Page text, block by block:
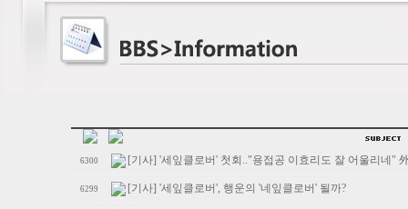
6300 [기사] '세잎클로버' 첫회.."용접공 이효리도 잘 어울리네"
6299 [기사] '세잎클로버', 행운의 '네잎클로버' 될까?